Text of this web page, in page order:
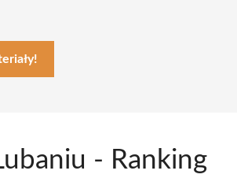
- Ranking